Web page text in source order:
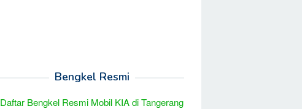
Bengkel Resmi
Daftar Bengkel Resmi Mobil KIA di Tangerang